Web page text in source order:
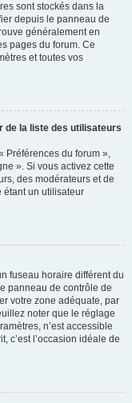
sont stockés dans la
depuis le panneau de
généralement en
pages du forum. Ce
et toutes vos
de la liste des utilisateurs
Préférences du forum »,
». Si vous activez cette
des modérateurs et de
étant un utilisateur
fuseau horaire différent du
panneau de contrôle de
votre zone adéquate, par
noter que le réglage
n’est accessible
c’est l’occasion idéale de